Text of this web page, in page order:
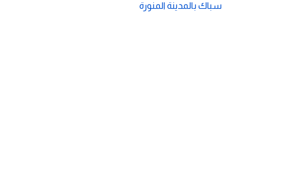
سباك بالمدينة المنورة